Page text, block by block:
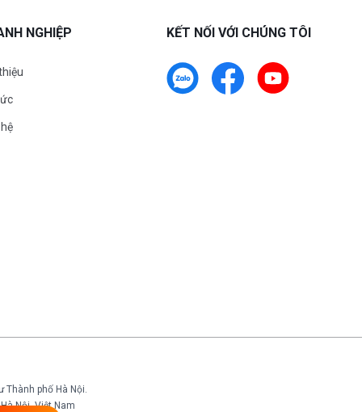
NGHIỆP KẾT NỐI VỚI CHÚNG TÔI
phố Hà Nội.
Nội, Việt Nam